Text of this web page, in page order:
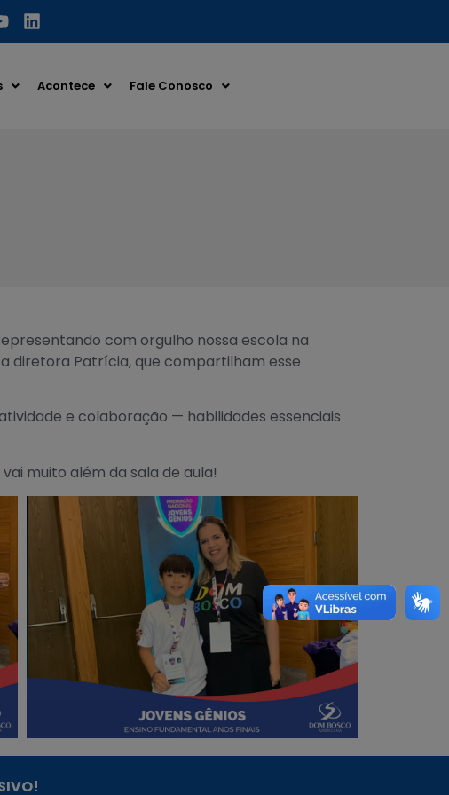
Acontece Fale Conosco
com orgulho nossa escola na
diretora Patrícia, que compartilham esse
e colaboração — habilidades essenciais
muito além da sala de aula!